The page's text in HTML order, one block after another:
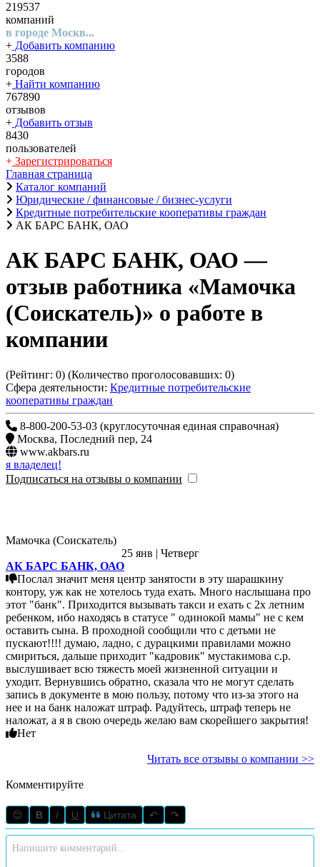
219537
компаний
в городе Москв...
+ Добавить компанию
3588
городов
+ Найти компанию
767890
отзывов
+ Добавить отзыв
8430
пользователей
+ Зарегистрироваться
Главная страница
Каталог компаний
Юридические / финансовые / бизнес-услуги
Кредитные потребительские кооперативы граждан
АК БАРС БАНК, ОАО
АК БАРС БАНК, ОАО —
отзыв работника «Мамочка
(Соискатель)» о работе в
компании
(Рейтинг: 0) (Количество проголосовавших: 0)
Сфера деятельности: Кредитные потребительские
кооперативы граждан
8-800-200-53-03 (круглосуточная единая справочная)
Москва, Последний пер, 24
www.akbars.ru
я владелец!
Подписаться на отзывы о компании
Мамочка (Соискатель)
25 янв | Четверг
АК БАРС БАНК, ОАО
Послал значит меня центр занятости в эту шарашкину
контору, уж как не хотелось туда ехать. Много наслышана про
этот "банк". Приходится вызывать такси и ехать с 2х летним
ребенком, ибо находясь в статусе " одинокой мамы" не с кем
оставить сына. В проходной сообщили что с детьми не
пускают!!!! думаю, ладно, с дурацкими правилами можно
смириться, дальше приходит "кадровик" мустакимова с.р.
выслушивает всю тяжесть моей жизненной ситуации и
уходит. Вернувшись обратно, сказала что не могут сделать
запись в документе в мою пользу, потому что из-за этого на
нее и на банк наложат штраф. Радуйтесь, штраф теперь не
наложат, а я в свою очередь желаю вам скорейшего закрытия!
Нет
Читать все отзывы о компании >>
Комментируйте
😊 B I U Цитата ↶ ↷